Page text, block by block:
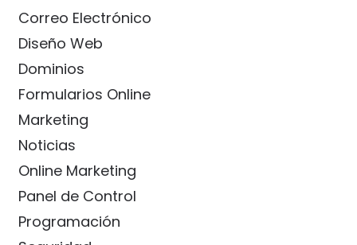
Correo Electrónico
Diseño Web
Dominios
Formularios Online
Marketing
Noticias
Online Marketing
Panel de Control
Programación